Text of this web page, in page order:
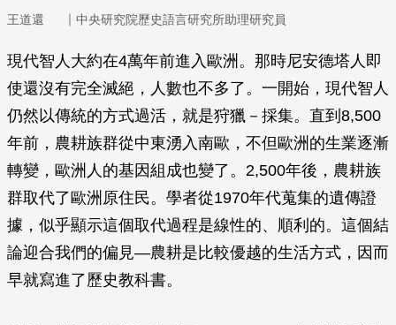
王道還 ｜ 中央研究院歷史語言研究所助理研究員
現代智人大約在4萬年前進入歐洲。那時尼安德塔人即
使還沒有完全滅絕，人數也不多了。一開始，現代智人
仍然以傳統的方式過活，就是狩獵－採集。直到8,500
年前，農耕族群從中東湧入南歐，不但歐洲的生業逐漸
轉變，歐洲人的基因組成也變了。2,500年後，農耕族
群取代了歐洲原住民。學者從1970年代蒐集的遺傳證
據，似乎顯示這個取代過程是線性的、順利的。這個結
論迎合我們的偏見—農耕是比較優越的生活方式，因而
早就寫進了歷史教科書。